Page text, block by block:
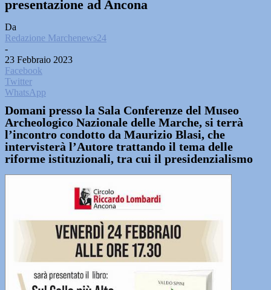
presentazione ad Ancona
Da
Redazione Marchenews24
-
23 Febbraio 2023
Facebook
Twitter
WhatsApp
Domani presso la Sala Conferenze del Museo
Archeologico Nazionale delle Marche, si terrà
l’incontro condotto da Maurizio Blasi, che
intervisterà l’Autore trattando il tema delle
riforme istituzionali, tra cui il presidenzialismo